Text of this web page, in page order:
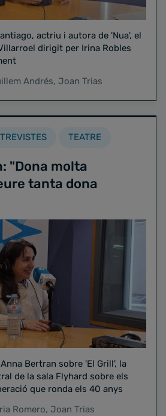
actriu i autora de 'Nua', el
dirigit per Irina Robles
Andrés, Joan Trias
TEATRE
"Dona molta
tanta dona
Bertran sobre 'El Grill', la
de la sala Flyhard sobre els
que ronda els 40 anys
Romero, Joan Trias